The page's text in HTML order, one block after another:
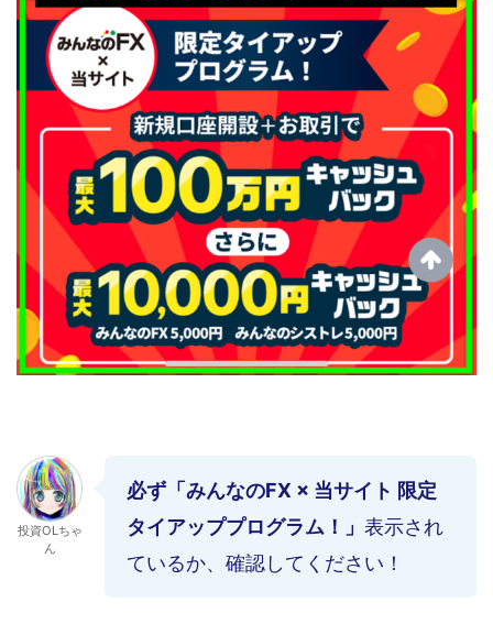
投資OLちゃ
ん
必ず「みんなのFX × 当サイト 限定
タイアッププログラム！」 表示され
ているか、確認してください！